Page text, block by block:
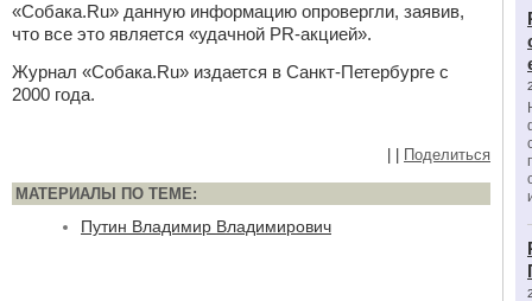
«Собака.Ru» данную информацию опровергли, заявив,
что все это является «удачной PR-акцией».
Журнал «Собака.Ru» издается в Санкт-Петербурге с
2000 года.
Поделиться
МАТЕРИАЛЫ ПО ТЕМЕ:
Путин Владимир Владимирович